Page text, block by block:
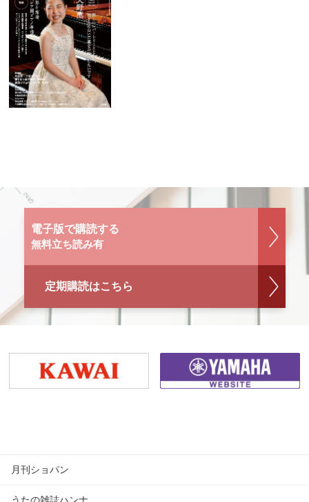
電子版で購読する
無料立ち読み有
定期購読はこちら
月刊ショパン